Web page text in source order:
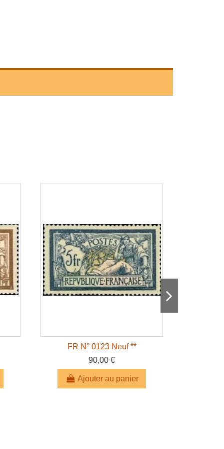
FR N° 0123 Neuf **
90,00 €
Ajouter au panier